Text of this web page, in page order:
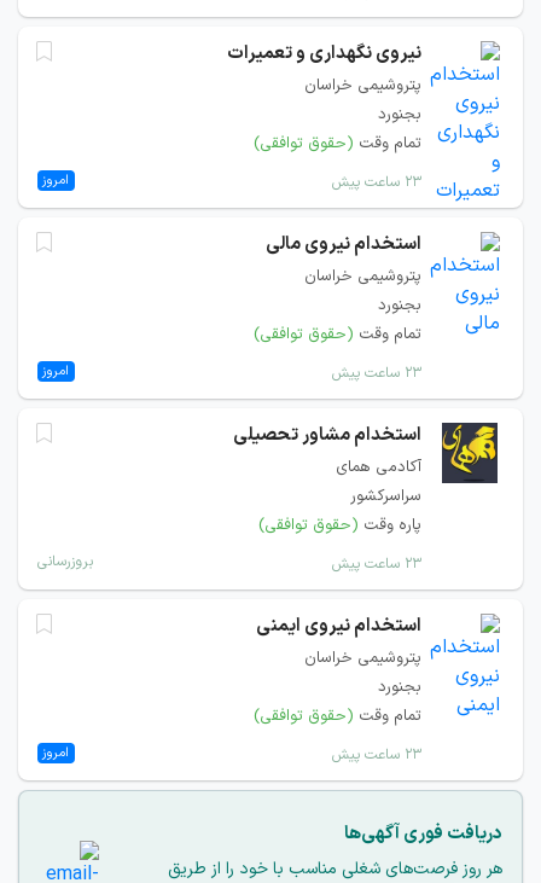
نیروی نگهداری و تعمیرات
پتروشیمی خراسان
بجنورد
تمام وقت (حقوق توافقی)
۲۳ ساعت پیش امروز
استخدام نیروی مالی
پتروشیمی خراسان
بجنورد
تمام وقت (حقوق توافقی)
۲۳ ساعت پیش امروز
استخدام مشاور تحصیلی
آکادمی همای
سراسرکشور
پاره وقت (حقوق توافقی)
۲۳ ساعت پیش بروزرسانی
استخدام نیروی ایمنی
پتروشیمی خراسان
بجنورد
تمام وقت (حقوق توافقی)
۲۳ ساعت پیش امروز
دریافت فوری آگهی‌ها
هر روز فرصت‌های شغلی مناسب با خود را از طریق